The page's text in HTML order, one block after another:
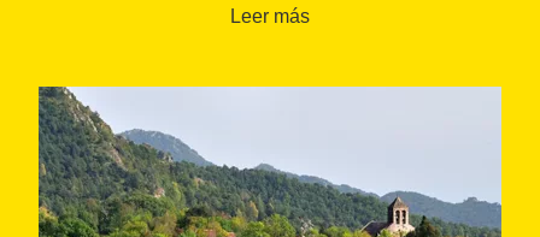
, también de cuatro plazas,
otros edificios,comunicándolos a través de la sala
principal.
Rocabruna es un lugar tranquilo que destaca por un
paisaje precioso de montaña. Lainmersión en la
vida rural es total. El pueblo consta de un núcleo
formado por la iglesia románica del siglo XII, la fonda,
Leer más